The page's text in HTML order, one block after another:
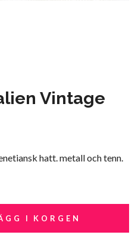
Vintage
hatt. metall och tenn.
I KORGEN